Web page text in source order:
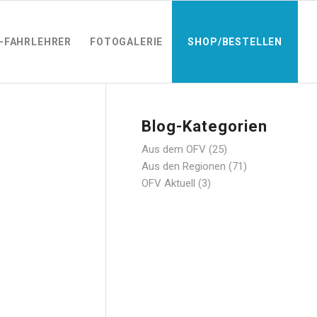
FOTOGALERIE SHOP/BESTELLEN
Blog-Kategorien
Aus dem OFV (25)
Aus den Regionen (71)
OFV Aktuell (3)